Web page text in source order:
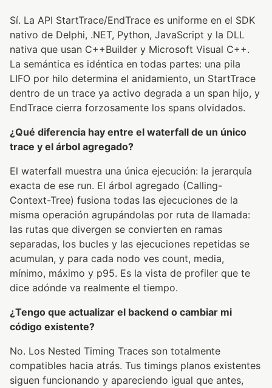
Sí. La API StartTrace/EndTrace es uniforme en el SDK
nativo de Delphi, .NET, Python, JavaScript y la DLL
nativa que usan C++Builder y Microsoft Visual C++.
La semántica es idéntica en todas partes: una pila
LIFO por hilo determina el anidamiento, un StartTrace
dentro de un trace ya activo degrada a un span hijo, y
EndTrace cierra forzosamente los spans olvidados.
¿Qué diferencia hay entre el waterfall de un único
trace y el árbol agregado?
El waterfall muestra una única ejecución: la jerarquía
exacta de ese run. El árbol agregado (Calling-
Context-Tree) fusiona todas las ejecuciones de la
misma operación agrupándolas por ruta de llamada:
las rutas que divergen se convierten en ramas
separadas, los bucles y las ejecuciones repetidas se
acumulan, y para cada nodo ves count, media,
mínimo, máximo y p95. Es la vista de profiler que te
dice adónde va realmente el tiempo.
¿Tengo que actualizar el backend o cambiar mi
código existente?
No. Los Nested Timing Traces son totalmente
compatibles hacia atrás. Tus timings planos existentes
siguen funcionando y apareciendo igual que antes,